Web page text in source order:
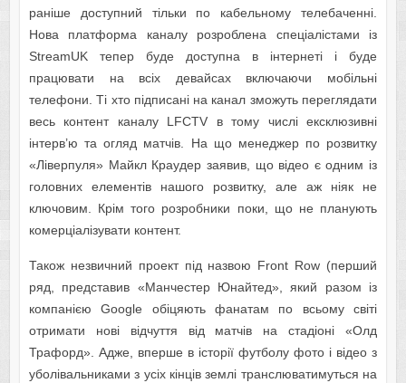
раніше доступний тільки по кабельному телебаченні.
Нова платформа каналу розроблена спеціалістами із
StreamUK тепер буде доступна в інтернеті і буде
працювати на всіх девайсах включаючи мобільні
телефони. Ті хто підписані на канал зможуть переглядати
весь контент каналу LFCTV в тому числі ексклюзивні
інтерв’ю та огляд матчів. На що менеджер по розвитку
«Ліверпуля» Майкл Краудер заявив, що відео є одним із
головних елементів нашого розвитку, але аж ніяк не
ключовим. Крім того розробники поки, що не планують
комерціалізувати контент.
Також незвичний проект під назвою Front Row (перший
ряд, представив «Манчестер Юнайтед», який разом із
компанією Google обіцяють фанатам по всьому світі
отримати нові відчуття від матчів на стадіоні «Олд
Трафорд». Адже, вперше в історії футболу фото і відео з
уболівальниками з усіх кінців землі транслюватимуться на